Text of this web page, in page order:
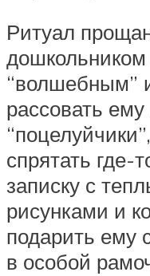
Ритуал
“волшебным”
рассовать
спрятать где-
записку с
рисунками и
подарить ему
в особой